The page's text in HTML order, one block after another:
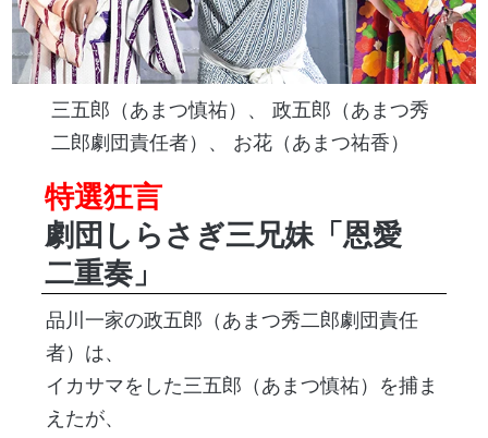
三五郎（あまつ慎祐）、 政五郎（あまつ秀
二郎劇団責任者）、 お花（あまつ祐香）
特選狂言
劇団しらさぎ三兄妹「恩愛
二重奏」
品川一家の政五郎（あまつ秀二郎劇団責任
者）は、
イカサマをした三五郎（あまつ慎祐）を捕ま
えたが、